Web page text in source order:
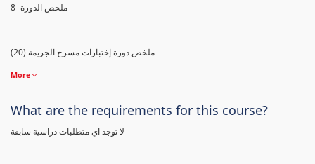
8- ملخص الدورة
(20) ملخص دورة إختبارات مسرح الجريمة
More
What are the requirements for this course?
لا توجد اي متطلبات دراسية سابقة